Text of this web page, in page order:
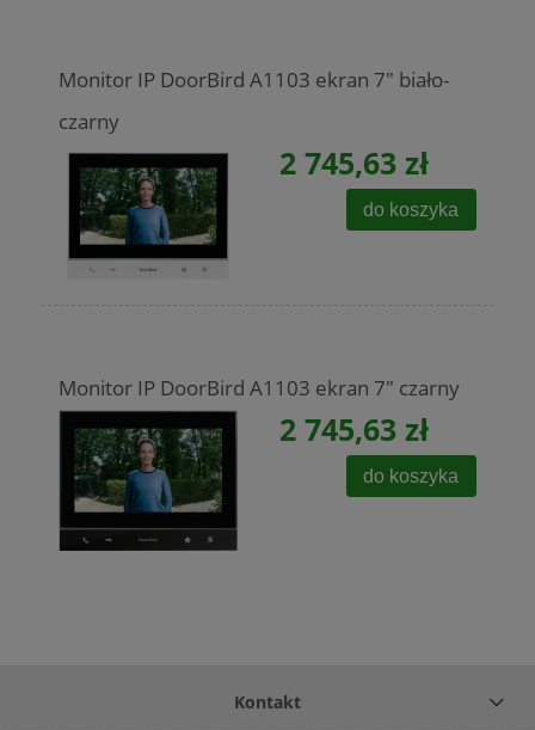
Monitor IP DoorBird A1103 ekran 7" biało-
czarny
2 745,63 zł
do koszyka
Monitor IP DoorBird A1103 ekran 7" czarny
2 745,63 zł
do koszyka
Kontakt